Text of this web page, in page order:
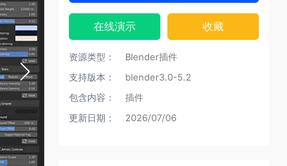
在线演示 收藏
资源类型：
Blender插件
支持版本：
blender3.0-5.2
包含内容：
插件
更新日期：
2026/07/06